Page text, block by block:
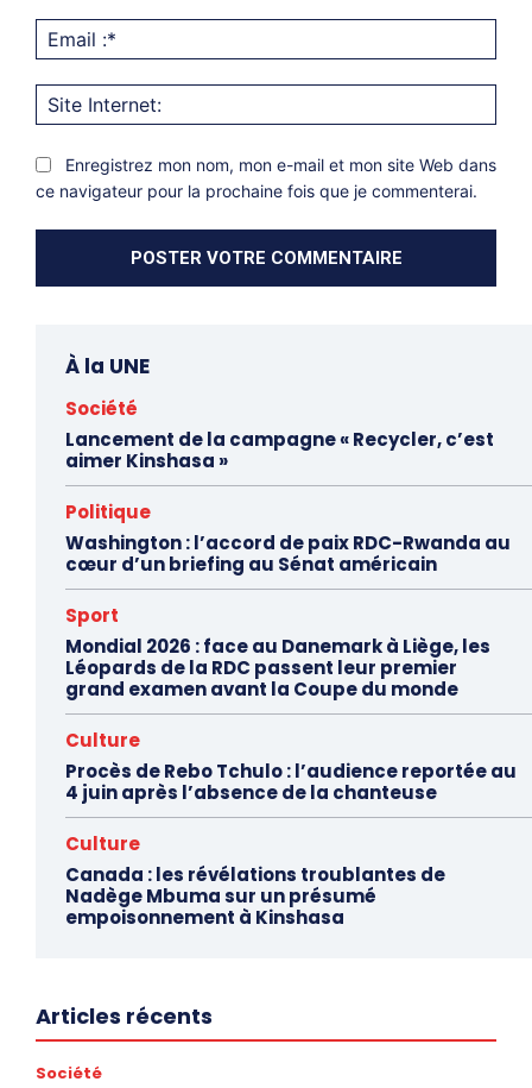
:*
Enregistrez mon nom, mon e-mail et mon site Web dans
ce navigateur pour la prochaine fois que je commenterai.
À la UNE
Société
Lancement de la campagne « Recycler, c’est
aimer Kinshasa »
Politique
Washington : l’accord de paix RDC-Rwanda au
cœur d’un briefing au Sénat américain
Sport
Mondial 2026 : face au Danemark à Liège, les
Léopards de la RDC passent leur premier
grand examen avant la Coupe du monde
Culture
Procès de Rebo Tchulo : l’audience reportée au
4 juin après l’absence de la chanteuse
Culture
Canada : les révélations troublantes de
Nadège Mbuma sur un présumé
empoisonnement à Kinshasa
Articles récents
Société